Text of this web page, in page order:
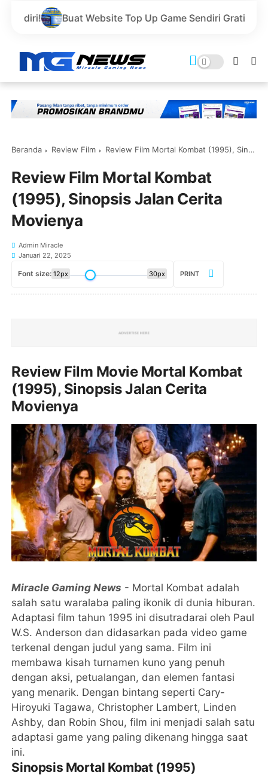
Website Top Up Game Sendiri Gratis Domain dan Harga
Beranda Review Film Review Film Mortal Kombat (1995), Sinopsis Jalan Cerita Movienya
Review Film Mortal Kombat
(1995), Sinopsis Jalan Cerita
Movienya
Admin Miracle
Januari 22, 2025
Font size: 12px 30px PRINT
Review Film Movie Mortal Kombat
(1995), Sinopsis Jalan Cerita
Movienya
Miracle Gaming News - Mortal Kombat adalah
salah satu waralaba paling ikonik di dunia hiburan.
Adaptasi film tahun 1995 ini disutradarai oleh Paul
W.S. Anderson dan didasarkan pada video game
terkenal dengan judul yang sama. Film ini
membawa kisah turnamen kuno yang penuh
dengan aksi, petualangan, dan elemen fantasi
yang menarik. Dengan bintang seperti Cary-
Hiroyuki Tagawa, Christopher Lambert, Linden
Ashby, dan Robin Shou, film ini menjadi salah satu
adaptasi game yang paling dikenang hingga saat
ini.
Sinopsis Mortal Kombat (1995)